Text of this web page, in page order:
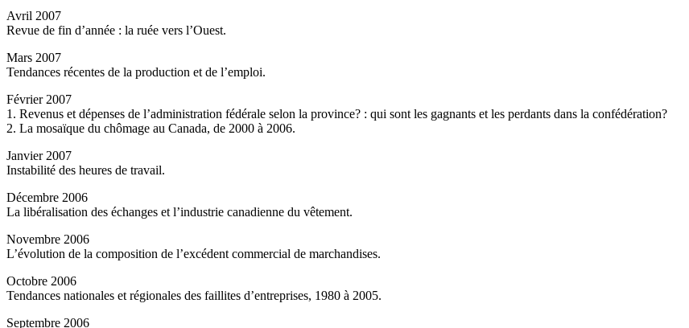
Avril 2007
Revue de fin d’année : la ruée vers l’Ouest.
Mars 2007
Tendances récentes de la production et de l’emploi.
Février 2007
1. Revenus et dépenses de l’administration fédérale selon la province? : qui sont les gagnants et les perdants dans la confédération?
2. La mosaïque du chômage au Canada, de 2000 à 2006.
Janvier 2007
Instabilité des heures de travail.
Décembre 2006
La libéralisation des échanges et l’industrie canadienne du vêtement.
Novembre 2006
L’évolution de la composition de l’excédent commercial de marchandises.
Octobre 2006
Tendances nationales et régionales des faillites d’entreprises, 1980 à 2005.
Septembre 2006